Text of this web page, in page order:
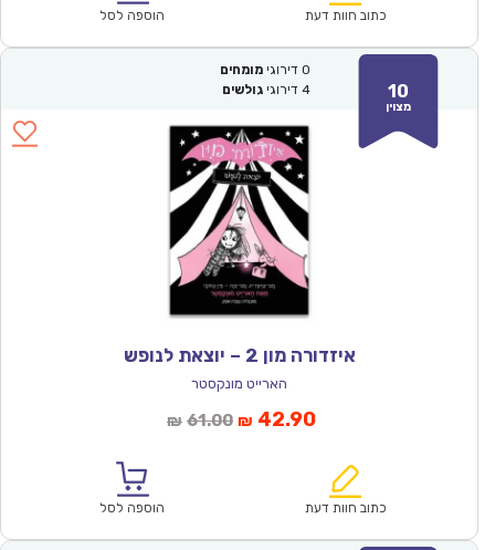
₪61.00.
כתוב חוות דעת הוספה לסל
10
מצוין
0 דירוגי מומחים
4 דירוגי גולשים
איזדורה מון 2 – יוצאת לנופש
הארייט מונקסטר
₪ 61.00המחיר
₪61.00.
₪ 42.90המחיר
הוא:
כתוב חוות דעת הוספה לסל